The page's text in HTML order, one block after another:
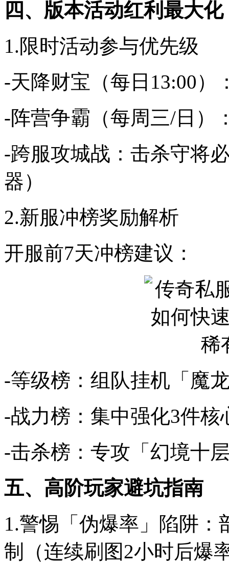
四、版本活动红利最大化
1.限时活动参与优先级
-天降财宝（每日13:00）
-阵营争霸（每周三/日）
-跨服攻城战：击杀守将
器）
2.新服冲榜奖励解析
开服前7天冲榜建议：
-等级榜：组队挂机「魔
-战力榜：集中强化3件核
-击杀榜：专攻「幻境十
五、高阶玩家避坑指南
1.警惕「伪爆率」陷阱
制（连续刷图2小时后爆